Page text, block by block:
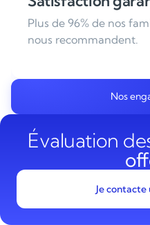
an
Tous les ans, des
Nos
Évaluation
Je contacte